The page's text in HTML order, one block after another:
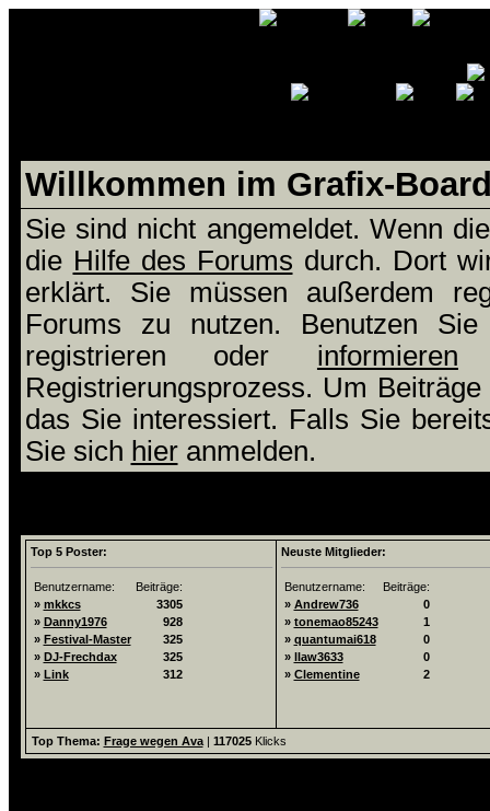
Willkommen im Grafix-
Sie sind nicht angemeldet. Wenn
die Hilfe des Forums durch. Dort
erklärt. Sie müssen außerdem
Forums zu nutzen. Benutzen
registrieren oder informieren
Registrierungsprozess. Um
das Sie interessiert. Falls Sie
Sie sich hieranmelden.
Top 5 Poster:
Benutzername:
Beiträge:
» mkkcs
3305
» Danny1976
928
» Festival-Master
325
» DJ-Frechdax
325
» Link 312
Neuste Mitglieder:
Benutzername:
Beiträge:
» Andrew736
0
» tonemao85243
1
» quantumai618
0
» llaw3633
0
» Clementine 2
Top Thema: Frage wegen Ava| 117025Klicks